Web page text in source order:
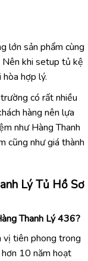
lớn sản phẩm cùng
Nên khi setup tủ kệ
hợp lý.
có rất nhiều
hàng nên lựa
như Hàng Thanh
cũng như giá thành
Lý Tủ Hồ Sơ
Thanh Lý 436?
vị tiên phong trong
10 năm hoạt